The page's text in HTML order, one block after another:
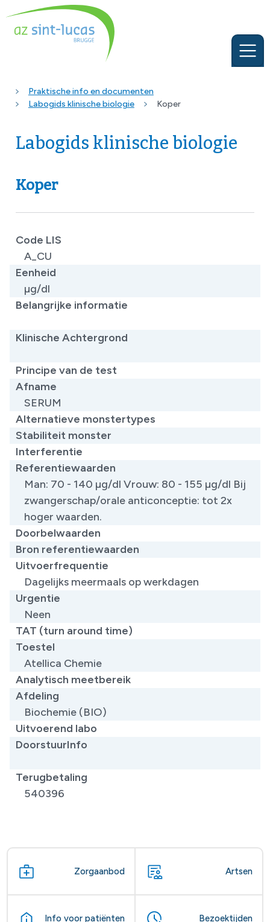
Praktische info en documenten
Labogids klinische biologie
Koper
Labogids klinische biologie
Koper
Code LIS
A_CU
Eenheid
µg/dl
Belangrijke informatie
Klinische Achtergrond
Principe van de test
Afname
SERUM
Alternatieve monstertypes
Stabiliteit monster
Interferentie
Referentiewaarden
Man: 70 - 140 µg/dl Vrouw: 80 - 155 µg/dl Bij
zwangerschap/orale anticonceptie: tot 2x
hoger waarden.
Doorbelwaarden
Bron referentiewaarden
Uitvoerfrequentie
Dagelijks meermaals op werkdagen
Urgentie
Neen
TAT (turn around time)
Toestel
Atellica Chemie
Analytisch meetbereik
Afdeling
Biochemie (BIO)
Uitvoerend labo
DoorstuurInfo
Terugbetaling
540396
Zorgaanbod Artsen
Info voor patiënten Bezoektijden